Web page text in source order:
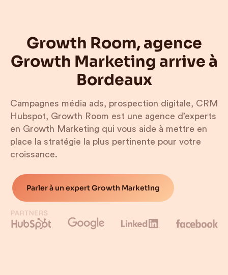
Growth Room, agence
Growth Marketing arrive à
Bordeaux
Campagnes média ads, prospection digitale, CRM
Hubspot, Growth Room est une agence d’experts
en Growth Marketing qui vous aide à mettre en
place la stratégie la plus pertinente pour votre
croissance.
Parler à un expert Growth Marketing